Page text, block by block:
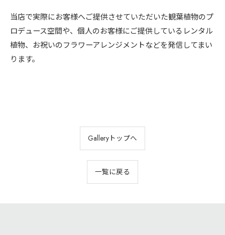
当店で実際にお客様へご提供させていただいた観葉植物のプ
ロデュース空間や、個人のお客様にご提供しているレンタル
植物、お祝いのフラワーアレンジメントなどを発信してまい
ります。
Galleryトップへ
一覧に戻る